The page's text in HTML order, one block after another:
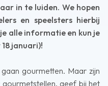
in te luiden. We hopen
en speelsters hierbij
alle informatie en kun je
januari)!
gourmetten. Maar zijn
geef bij het